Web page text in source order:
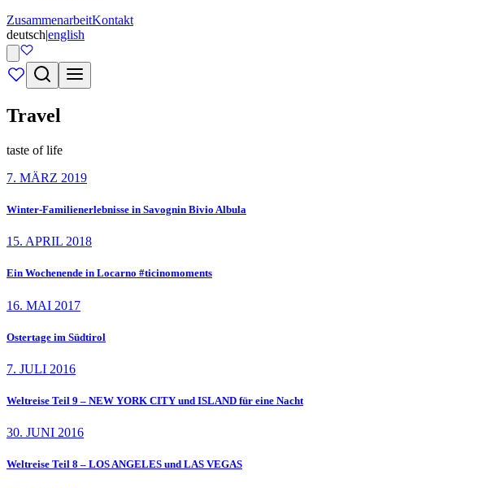
ZusammenarbeitKontakt
deutsch|english
Travel
taste of life
7. MÄRZ 2019
Winter-Familienerlebnisse in Savognin Bivio Albula
15. APRIL 2018
Ein Wochenende in Locarno #ticinomoments
16. MAI 2017
Ostertage im Südtirol
7. JULI 2016
Weltreise Teil 9 – NEW YORK CITY und ISLAND für eine Nacht
30. JUNI 2016
Weltreise Teil 8 – LOS ANGELES und LAS VEGAS